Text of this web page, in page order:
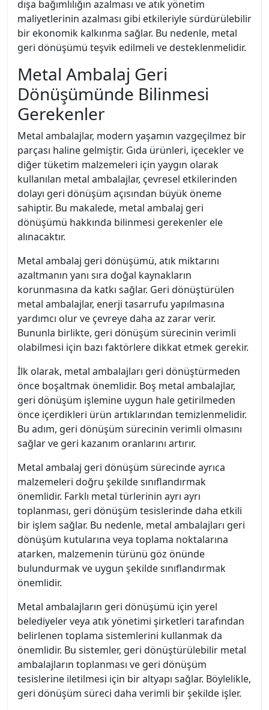
dışa bağımlılığın azalması ve atık yönetim
maliyetlerinin azalması gibi etkileriyle sürdürülebilir
bir ekonomik kalkınma sağlar. Bu nedenle, metal
geri dönüşümü teşvik edilmeli ve desteklenmelidir.
Metal Ambalaj Geri
Dönüşümünde Bilinmesi
Gerekenler
Metal ambalajlar, modern yaşamın vazgeçilmez bir
parçası haline gelmiştir. Gıda ürünleri, içecekler ve
diğer tüketim malzemeleri için yaygın olarak
kullanılan metal ambalajlar, çevresel etkilerinden
dolayı geri dönüşüm açısından büyük öneme
sahiptir. Bu makalede, metal ambalaj geri
dönüşümü hakkında bilinmesi gerekenler ele
alınacaktır.
Metal ambalaj geri dönüşümü, atık miktarını
azaltmanın yanı sıra doğal kaynakların
korunmasına da katkı sağlar. Geri dönüştürülen
metal ambalajlar, enerji tasarrufu yapılmasına
yardımcı olur ve çevreye daha az zarar verir.
Bununla birlikte, geri dönüşüm sürecinin verimli
olabilmesi için bazı faktörlere dikkat etmek gerekir.
İlk olarak, metal ambalajları geri dönüştürmeden
önce boşaltmak önemlidir. Boş metal ambalajlar,
geri dönüşüm işlemine uygun hale getirilmeden
önce içerdikleri ürün artıklarından temizlenmelidir.
Bu adım, geri dönüşüm sürecinin verimli olmasını
sağlar ve geri kazanım oranlarını artırır.
Metal ambalaj geri dönüşüm sürecinde ayrıca
malzemeleri doğru şekilde sınıflandırmak
önemlidir. Farklı metal türlerinin ayrı ayrı
toplanması, geri dönüşüm tesislerinde daha etkili
bir işlem sağlar. Bu nedenle, metal ambalajları geri
dönüşüm kutularına veya toplama noktalarına
atarken, malzemenin türünü göz önünde
bulundurmak ve uygun şekilde sınıflandırmak
önemlidir.
Metal ambalajların geri dönüşümü için yerel
belediyeler veya atık yönetimi şirketleri tarafından
belirlenen toplama sistemlerini kullanmak da
önemlidir. Bu sistemler, geri dönüştürülebilir metal
ambalajların toplanması ve geri dönüşüm
tesislerine iletilmesi için bir altyapı sağlar. Böylelikle,
geri dönüşüm süreci daha verimli bir şekilde işler.